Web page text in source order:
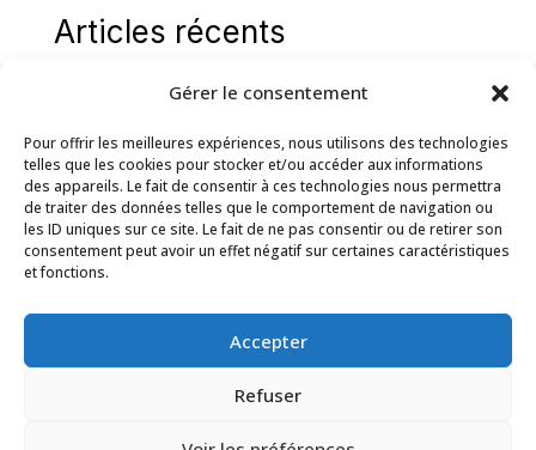
Gérer le consentement
Pour offrir les meilleures expériences, nous utilisons des technologies
telles que les cookies pour stocker et/ou accéder aux informations
des appareils. Le fait de consentir à ces technologies nous permettra
de traiter des données telles que le comportement de navigation ou
les ID uniques sur ce site. Le fait de ne pas consentir ou de retirer son
consentement peut avoir un effet négatif sur certaines caractéristiques
et fonctions.
Accepter
Refuser
Articles récents
mine
Participation in Data Center Sizing
Analysis of the Solar Hybridization Potential of
the Lom Pangar and Memve’ele Power Plants
Internship offers 2025
Commentaires récents